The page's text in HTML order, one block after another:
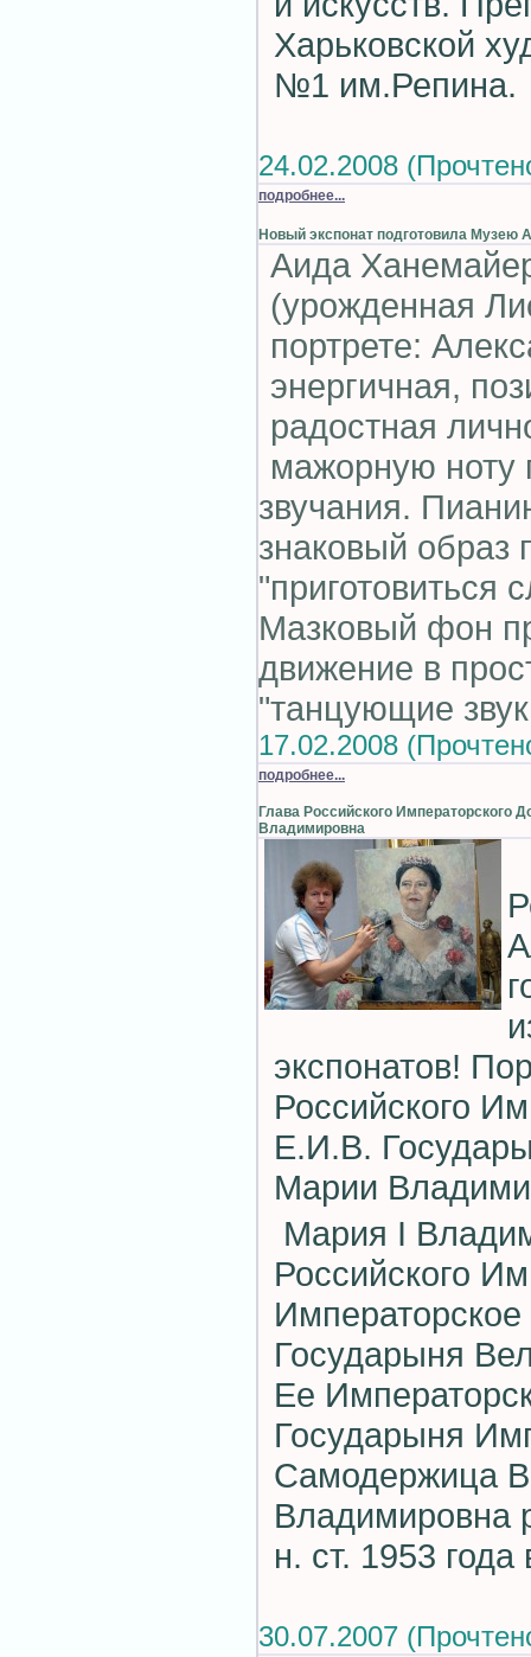
Харьковской
№1 им.Репина.
24.02.2008
подробнее...
Новый экспонат подготовила Музею
Аида
(урожденная
портрете:
энергичная,
радостная
мажорную ноту
звучания.
знаковый
"приготовиться
Мазковый фон
движение в
"танцующие
17.02.2008
подробнее...
Глава Российского Императорского
Владимировна
экспонатов!
Российского
Е.И.В.
Марии
Мария I
Российского
Государыня
Ее
Государыня
Самодержица
Владимировна
н. ст. 1953
30.07.2007